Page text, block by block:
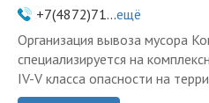
+7(4872)71...ещё
Организация вывоза мусора
специализируется на
IV-V класса опасности на